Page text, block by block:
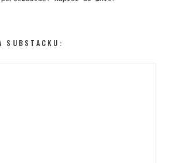
SUBSTACKU: